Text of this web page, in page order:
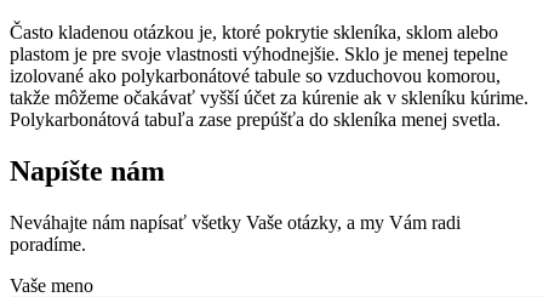
Často kladenou otázkou je, ktoré pokrytie skleníka, sklom alebo
plastom je pre svoje vlastnosti výhodnejšie. Sklo je menej tepelne
izolované ako polykarbonátové tabule so vzduchovou komorou,
takže môžeme očakávať vyšší účet za kúrenie ak v skleníku kúrime.
Polykarbonátová tabuľa zase prepúšťa do skleníka menej svetla.
Napíšte nám
Neváhajte nám napísať všetky Vaše otázky, a my Vám radi
poradíme.
Vaše meno